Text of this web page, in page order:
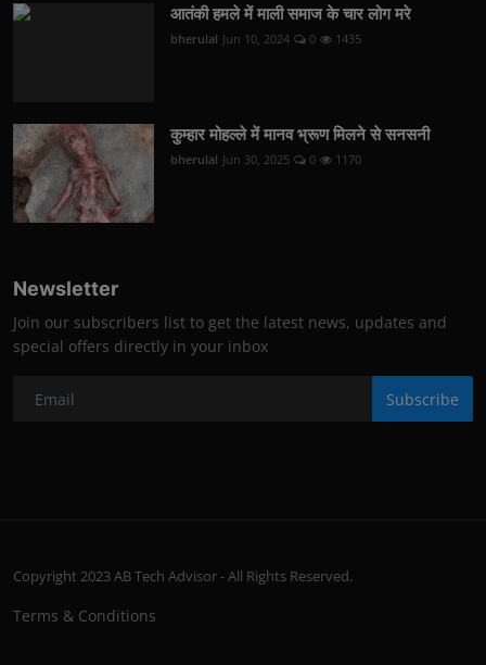
आतंकी हमले में माली समाज के चार लोग मरे
bherulal Jun 10, 2024 0 1435
कुम्हार मोहल्ले में मानव भ्रूण मिलने से सनसनी
bherulal Jun 30, 2025 0 1170
Newsletter
Join our subscribers list to get the latest news, updates and
special offers directly in your inbox
Subscribe
Copyright 2023 AB Tech Advisor - All Rights Reserved.
Terms & Conditions